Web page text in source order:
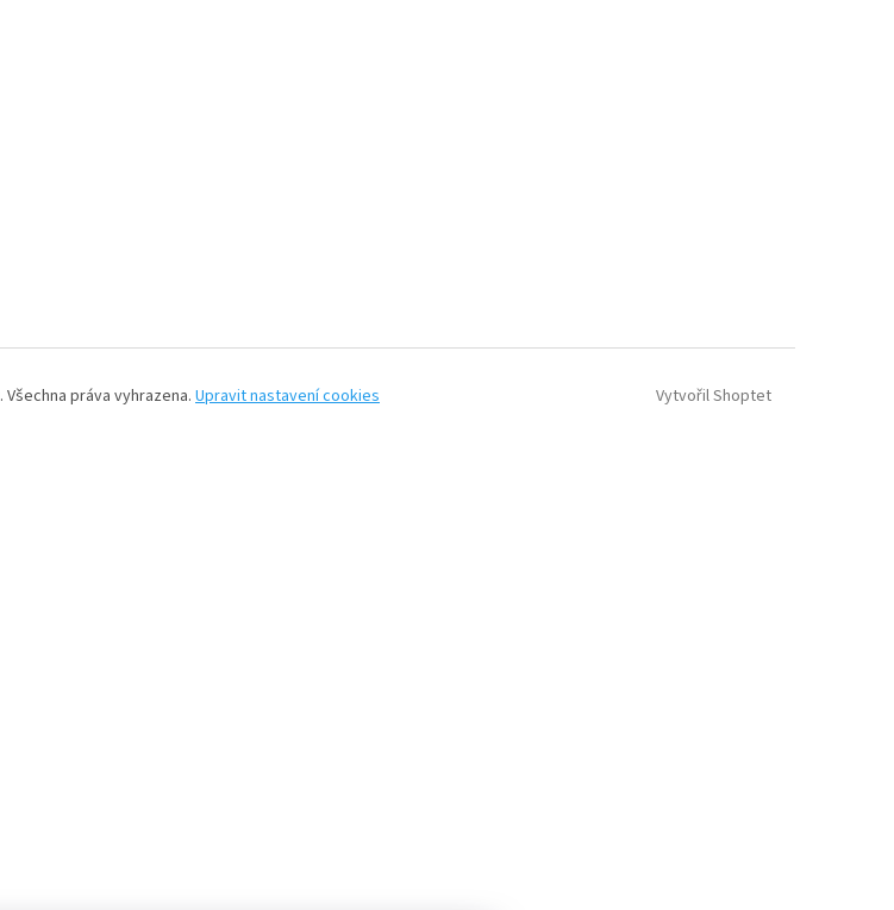
Vytvořil Shoptet
. Všechna práva vyhrazena. Upravit nastavení cookies